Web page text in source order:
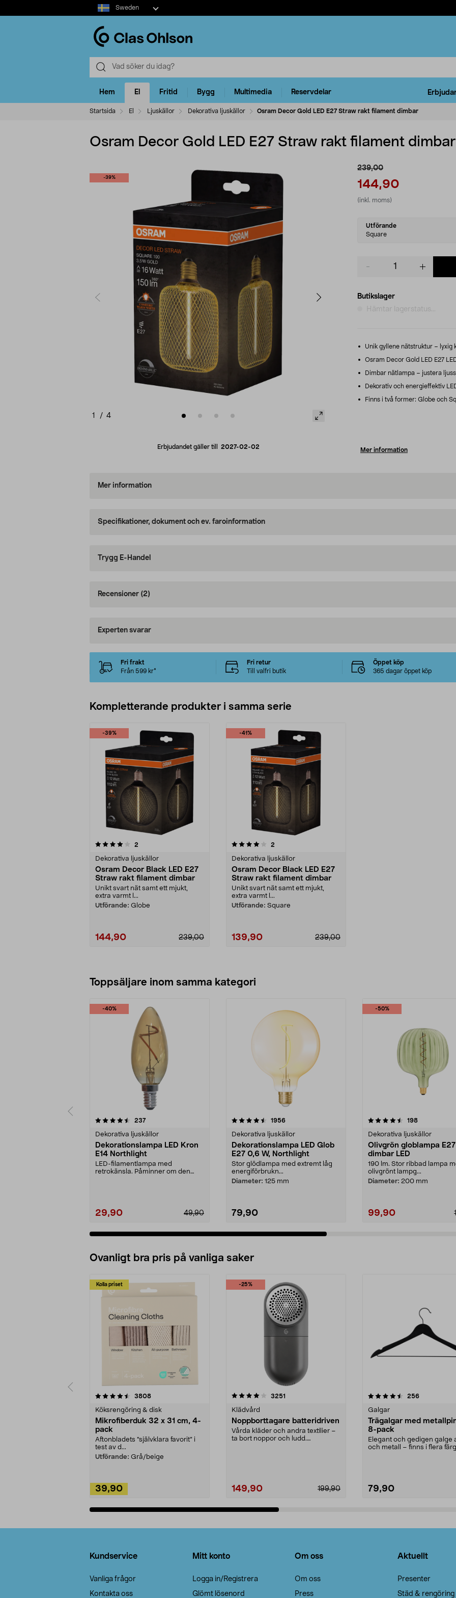
Select
market
Sweden
Hem El Fritid Bygg Multimedia Reservdelar
Startsida El Ljuskällor Dekorativa ljuskällor Osram Decor Gold LED E27 Straw rakt filament dimbar
Osram Decor Gold LED E27 Straw rakt filament dimbar
-39%
1 / 4
Erbjudandet gäller till 2027-02-02
239,00
144,90
(inkl. moms)
Select
variant
Utförande
Square
Butikslager
Hämtar lagerstatus...
Unik gyllene nätstruktur – lyxig
Osram Decor Gold LED E27
Dimbar nätlampa – justera
Dekorativ och energieffektiv
Finns i två former: Globe och
Mer information
Mer information
Specifikationer, dokument och ev. faroinformation
Trygg E-Handel
Recensioner (2)
Experten svarar
Fri frakt
Från 599 kr*
Fri retur
Till valfri butik
Öppet köp
365 dagar öppet köp
Kompletterande produkter i samma serie
-39%
2
Dekorativa ljuskällor
Osram Decor Black LED E27
Straw rakt filament dimbar
Unikt svart nät samt ett mjukt,
extra varmt l...
Utförande: Globe
239,00
144,90
-41%
4.0av 5 stjärnor 2
Dekorativa ljuskällor
Osram Decor Black LED E27
Straw rakt filament dimbar
Unikt svart nät samt ett mjukt,
extra varmt l...
Utförande: Square
239,00
139,90
Toppsäljare inom samma kategori
-40%
237recensioner
Dekorativa ljuskällor
Dekorationslampa LED Kron
E14 Northlight
LED-filamentlampa med
retrokänsla. Påminner om den
29,90 49,90
4.5 av 5 stjärnor 1956recensioner
Dekorativa ljuskällor
Dekorationslampa LED Glob
E27 0,6 W, Northlight
Stor glödlampa med extremt låg
energiförbrukn...
Diameter: 125 mm
79,90
-50%
4.5 av 5 stjärnor 198recensioner
Dekorativa ljuskällor
Olivgrön globlampa E27
dimbar LED
190 lm. Stor ribbad lampa
olivgrönt lampg...
Diameter: 200 mm
99,90
4.5 av 5 stjärnor
Ovanligt bra pris på vanliga saker
Kolla priset
3808recensioner
Köksrengöring & disk
Mikrofiberduk 32 x 31 cm, 4-
pack
Aftonbladets "självklara favorit” i
test av d...
Utförande: Grå/beige
39,90
-25%
4.0av 5 stjärnor 3251
Klädvård
Noppborttagare batteridriven
Vårda kläder och andra textilier –
ta bort noppor och ludd.
199,90
149,90
4.5av 5 stjärnor 256recensioner
Galgar
Trägalgar med
8-pack
Elegant och gedigen galge
och metall – finns i flera
79,90
4.0av 5 stjärnor
Kundservice
Vanliga frågor
Kontakta oss
Mitt konto
Logga in/Registrera
Glömt lösenord
Om oss
Om oss
Press
Aktuellt
Presenter
Städ & rengöring